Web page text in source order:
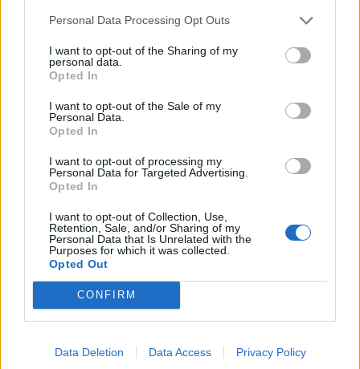
Personal Data Processing Opt Outs
I want to opt-out of the Sharing of my
personal data.
Opted In
I want to opt-out of the Sale of my
Personal Data.
Opted In
I want to opt-out of processing my
Personal Data for Targeted Advertising.
Opted In
I want to opt-out of Collection, Use,
Retention, Sale, and/or Sharing of my
Personal Data that Is Unrelated with the
Purposes for which it was collected.
Opted Out
CONFIRM
Data Deletion Data Access Privacy Policy
Festes
30 de juliol de 2026
Carrega més